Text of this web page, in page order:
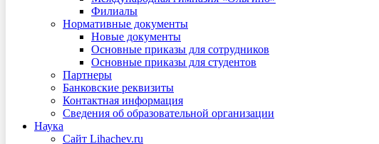
Филиалы
Нормативные документы
Новые документы
Основные приказы для сотрудников
Основные приказы для студентов
Партнеры
Банковские реквизиты
Контактная информация
Сведения об образовательной организации
Наука
Сайт Lihachev.ru